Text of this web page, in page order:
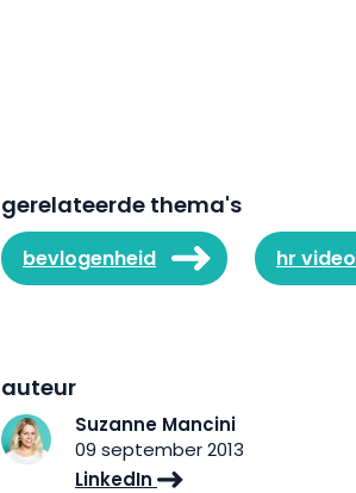
gerelateerde thema's
bevlogenheid hr video
auteur
Suzanne Mancini
09 september 2013
LinkedIn